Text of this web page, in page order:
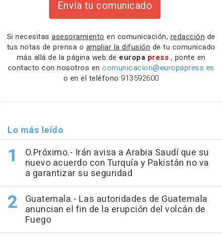
Envía tu comunicado
Si necesitas asesoramiento en comunicación, redacción de
tus notas de prensa o ampliar la difusión de tu comunicado
más allá de la página web de europa press , ponte en
contacto con nosotros en comunicacion@europapress.es
o en el teléfono 913592600
Lo más leído
O.Próximo.- Irán avisa a Arabia Saudí que su
nuevo acuerdo con Turquía y Pakistán no va
a garantizar su seguridad
Guatemala.- Las autoridades de Guatemala
anuncian el fin de la erupción del volcán de
Fuego